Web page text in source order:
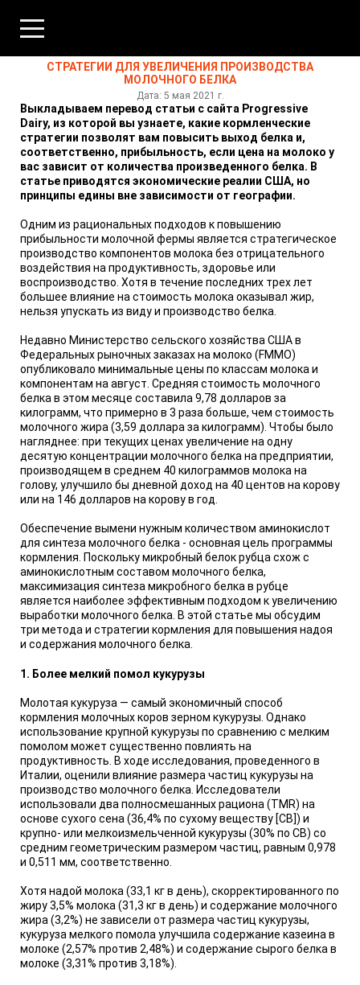
СТРАТЕГИИ ДЛЯ УВЕЛИЧЕНИЯ ПРОИЗВОДСТВА
МОЛОЧНОГО БЕЛКА
Дата: 5 мая 2021 г.
Выкладываем перевод статьи с сайта Progressive
Dairy, из которой вы узнаете, какие кормленческие
стратегии позволят вам повысить выход белка и,
соответственно, прибыльность, если цена на молоко у
вас зависит от количества произведенного белка. В
статье приводятся экономические реалии США, но
принципы едины вне зависимости от географии.
Одним из рациональных подходов к повышению
прибыльности молочной фермы является стратегическое
производство компонентов молока без отрицательного
воздействия на продуктивность, здоровье или
воспроизводство. Хотя в течение последних трех лет
большее влияние на стоимость молока оказывал жир,
нельзя упускать из виду и производство белка.
Недавно Министерство сельского хозяйства США в
Федеральных рыночных заказах на молоко (FMMO)
опубликовало минимальные цены по классам молока и
компонентам на август. Средняя стоимость молочного
белка в этом месяце составила 9,78 долларов за
килограмм, что примерно в 3 раза больше, чем стоимость
молочного жира (3,59 доллара за килограмм). Чтобы было
нагляднее: при текущих ценах увеличение на одну
десятую концентрации молочного белка на предприятии,
производящем в среднем 40 килограммов молока на
голову, улучшило бы дневной доход на 40 центов на корову
или на 146 долларов на корову в год.
Обеспечение вымени нужным количеством аминокислот
для синтеза молочного белка - основная цель программы
кормления. Поскольку микробный белок рубца схож с
аминокислотным составом молочного белка,
максимизация синтеза микробного белка в рубце
является наиболее эффективным подходом к увеличению
выработки молочного белка. В этой статье мы обсудим
три метода и стратегии кормления для повышения надоя
и содержания молочного белка.
1. Более мелкий помол кукурузы
Молотая кукуруза — самый экономичный способ
кормления молочных коров зерном кукурузы. Однако
использование крупной кукурузы по сравнению с мелким
помолом может существенно повлиять на
продуктивность. В ходе исследования, проведенного в
Италии, оценили влияние размера частиц кукурузы на
производство молочного белка. Исследователи
использовали два полносмешанных рациона (TMR) на
основе сухого сена (36,4% по сухому веществу [СВ]) и
крупно- или мелкоизмельченной кукурузы (30% по СВ) со
средним геометрическим размером частиц, равным 0,978
и 0,511 мм, соответственно.
Хотя надой молока (33,1 кг в день), скорректированного по
жиру 3,5% молока (31,3 кг в день) и содержание молочного
жира (3,2%) не зависели от размера частиц кукурузы,
кукуруза мелкого помола улучшила содержание казеина в
молоке (2,57% против 2,48%) и содержание сырого белка в
молоке (3,31% против 3,18%).